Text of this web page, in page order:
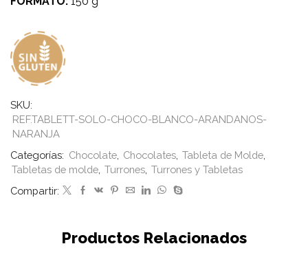
SKU:
REF.TABLETT-SOLO-CHOCO-BLANCO-ARANDANOS-
NARANJA
Categorías: Chocolate Chocolates Tableta de Molde
Tabletas de molde Turrones Turrones y Tabletas
Compartir:
Productos Relacionados